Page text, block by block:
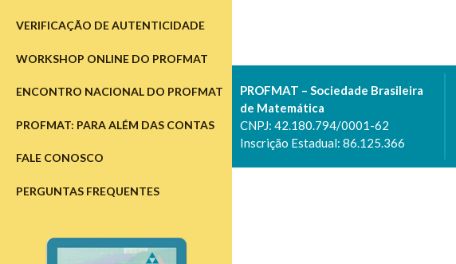
VERIFICAÇÃO DE AUTENTICIDADE
WORKSHOP ONLINE DO PROFMAT
ENCONTRO NACIONAL DO PROFMAT
PROFMAT: PARA ALÉM DAS CONTAS
FALE CONOSCO
PERGUNTAS FREQUENTES
Barra
PROFMAT – Sociedade Brasileira
de Matemática
CNPJ: 42.180.794/0001-62
Inscrição Estadual: 86.125.366